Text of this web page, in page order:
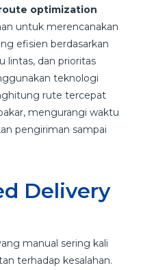
optimization
untuk merencanakan
efisien berdasarkan
lintas, dan prioritas
teknologi
rute tercepat
mengurangi waktu
pengiriman sampai
Delivery
manual sering kali
terhadap kesalahan.